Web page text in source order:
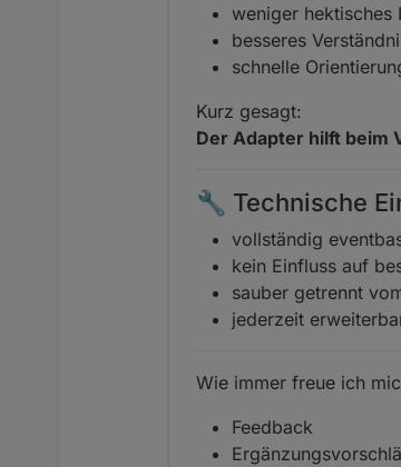
weniger hektisches
besseres
schnelle
Kurz gesagt:
Der Adapter hilft beim
🔧 Technische
vollständig
kein Einfluss auf
sauber getrennt
jederzeit
Wie immer freue ich
Feedback